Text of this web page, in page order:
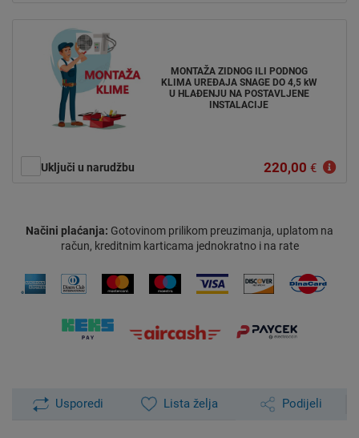
MONTAŽA ZIDNOG ILI PODNOG
KLIMA UREĐAJA SNAGE DO 4,5 kW
U HLAĐENJU NA POSTAVLJENE
INSTALACIJE
Uključi u narudžbu 220,00 €
Načini plaćanja: Gotovinom prilikom preuzimanja, uplatom na
račun, kreditnim karticama jednokratno i na rate
Usporedi Lista želja Podijeli